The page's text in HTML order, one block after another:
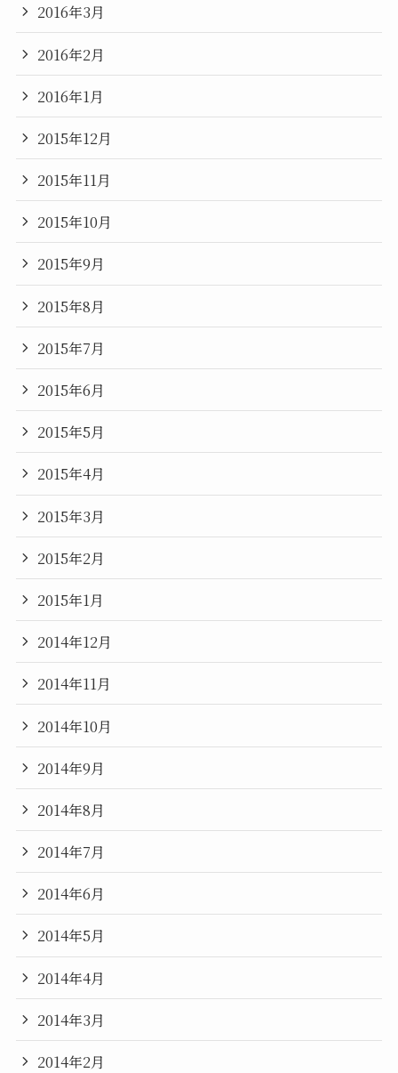
2016年3月
2016年2月
2016年1月
2015年12月
2015年11月
2015年10月
2015年9月
2015年8月
2015年7月
2015年6月
2015年5月
2015年4月
2015年3月
2015年2月
2015年1月
2014年12月
2014年11月
2014年10月
2014年9月
2014年8月
2014年7月
2014年6月
2014年5月
2014年4月
2014年3月
2014年2月